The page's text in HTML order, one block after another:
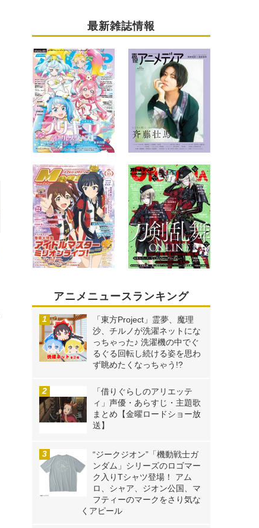
最新雑誌情報
アニメニュースランキング
「東方Project」霊夢、魔理
沙、チルノが洗濯ネットにな
っちゃった♪ 洗濯機の中でぐ
るぐる回転し続ける姿を思わ
ず眺めたくなっちゃう!?
「借りぐらしのアリエッテ
ィ」声優・あらすじ・主題歌
まとめ【金曜ロードショー放
送】
“ジークジオン”「機動戦士ガ
ンダム」シリーズのロゴマー
ク入りTシャツ登場！ アム
ロ、シャア、ジオン公国、マ
フティーのマークをさり気な
くアピール